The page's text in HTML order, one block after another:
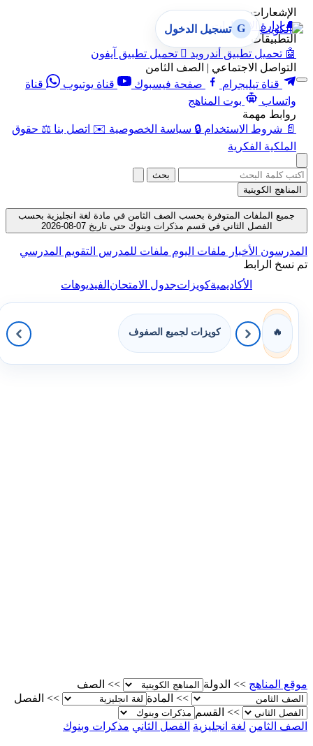
الإشعارات
🔔 إدارة الإشعارات
التطبيقات
🤖 تحميل تطبيق أندرويد  تحميل تطبيق آيفون
التواصل الاجتماعي | الصف الثامن
قناة تيليجرام
صفحة فيسبوك قناة يوتيوب
قناة
واتساب
بوت المناهج
روابط مهمة
📄 شروط الاستخدام 🔒 سياسة الخصوصية ✉️ اتصل بنا ⚖️ حقوق
الملكية الفكرية
G تسجيل الدخول
بحث
المناهج الكويتية
جميع الملفات المتوفرة بحسب الصف الثامن في مادة لغة انجليزية بحسب
الفصل الثاني في قسم مذكرات وبنوك حتى تاريخ 07-08-2026
المدرسون الأخبار ملفات اليوم ملفات للمدرس التقويم المدرسي
تم نسخ الرابط
الأكاديميةكويزاتجدول الامتحانالفيديوهات
🔥 كويزات لجميع الصفوف
موقع المناهج >> الدولة >>
الصف
>>
المادة >>
الفصل
>>
القسم
الصف الثامن لغة انجليزية الفصل الثاني مذكرات وبنوك